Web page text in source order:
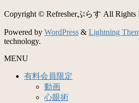
Copyright © Refresherぷらす All Rights
Powered by WordPress & Lightning
technology.
MENU
有料会員限定
動画
心眼術